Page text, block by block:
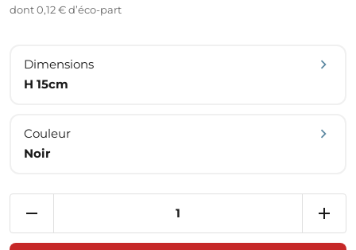
dont 0,12 € d’éco-part
Dimensions
H 15cm
Couleur
Noir